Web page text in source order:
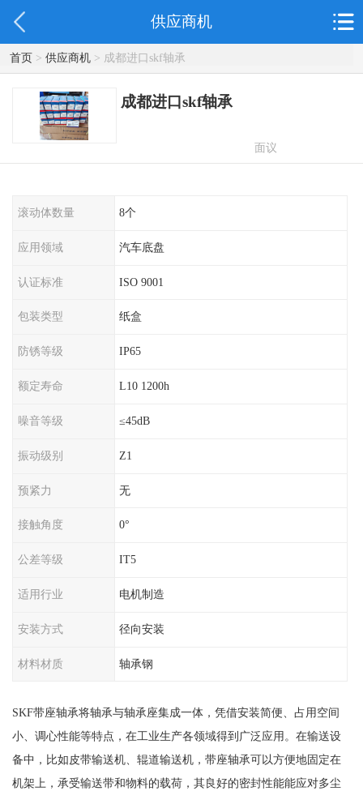
供应商机
首页> 供应商机> 成都进口skf轴承
成都进口skf轴承
面议
滚动体数量 8个
应用领域 汽车底盘
认证标准 ISO 9001
包装类型 纸盒
防锈等级 IP65
额定寿命 L10 1200h
噪音等级 ≤45dB
振动级别 Z1
预紧力 无
接触角度 0°
公差等级 IT5
适用行业 电机制造
安装方式 径向安装
材料材质 轴承钢
SKF带座轴承将轴承与轴承座集成一体，凭借安装简便、占用空间
小、调心性能等特点，在工业生产各领域得到广泛应用。在输送设
备中，比如皮带输送机、辊道输送机，带座轴承可以方便地固定在
机架上，承受输送带和物料的载荷，其良好的密封性能能应对多尘